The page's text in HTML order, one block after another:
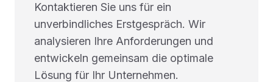
Kontaktieren Sie uns für ein
unverbindliches Erstgespräch. Wir
analysieren Ihre Anforderungen und
entwickeln gemeinsam die optimale
Lösung für Ihr Unternehmen.